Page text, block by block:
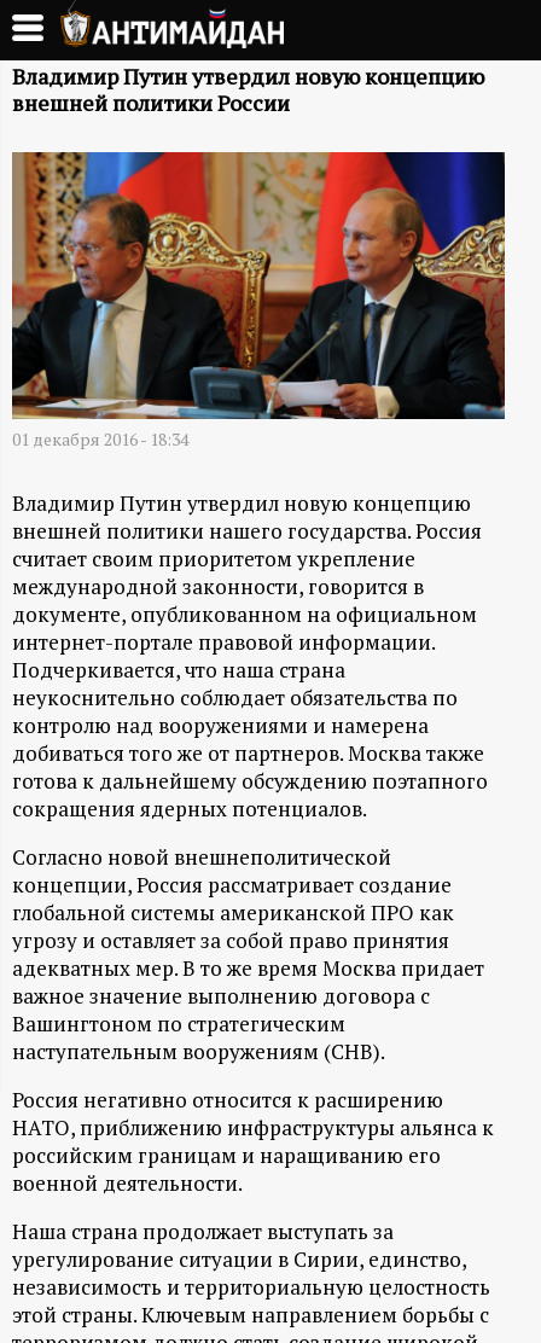
Перейти
основному
содержанию
А
Т
И
М
А
Й
А
Н
-
и
н
ф
о
р
м
а
ц
и
о
н
Владимир Путин утвердил новую концепцию
внешней политики России
01 декабря 2016 - 18:34
Владимир Путин утвердил новую концепцию
внешней политики нашего государства. Россия
считает своим приоритетом укрепление
международной законности, говорится в
документе, опубликованном на официальном
интернет-портале правовой информации.
Подчеркивается, что наша страна
неукоснительно соблюдает обязательства по
контролю над вооружениями и намерена
добиваться того же от партнеров. Москва также
готова к дальнейшему обсуждению поэтапного
сокращения ядерных потенциалов.
Согласно новой внешнеполитической
концепции, Россия рассматривает создание
глобальной системы американской ПРО как
угрозу и оставляет за собой право принятия
адекватных мер. В то же время Москва придает
важное значение выполнению договора с
Вашингтоном по стратегическим
наступательным вооружениям (СНВ).
Россия негативно относится к расширению
НАТО, приближению инфраструктуры альянса к
российским границам и наращиванию его
военной деятельности.
Наша страна продолжает выступать за
урегулирование ситуации в Сирии, единство,
независимость и территориальную целостность
этой страны. Ключевым направлением борьбы с